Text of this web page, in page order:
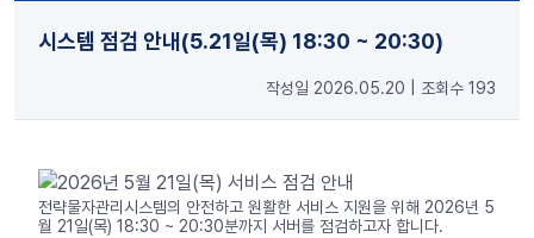
시스템 점검 안내(5.21일(목) 18:30 ~ 20:30)
작성일 2026.05.20 조회수 193
전략물자관리시스템의 안전하고 원활한 서비스 지원을 위해 2026년 5
월 21일(목) 18:30 ~ 20:30분까지 서버를 점검하고자 합니다.